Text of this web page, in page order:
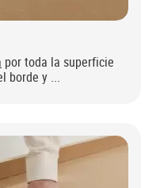
por toda la superficie
borde y ...